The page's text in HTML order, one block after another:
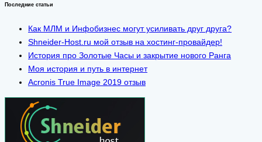
Последние статьи
Как МЛМ и Инфобизнес могут усиливать друг друга?
Shneider-Host.ru мой отзыв на хостинг-провайдер!
История про Золотые Часы и закрытие нового Ранга
Моя история и путь в интернет
Acronis True Image 2019 отзыв